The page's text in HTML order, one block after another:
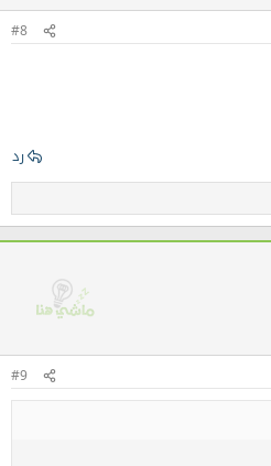
#8
رد
#9